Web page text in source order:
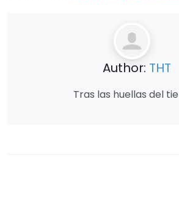
Author: THT
Tras las huellas del